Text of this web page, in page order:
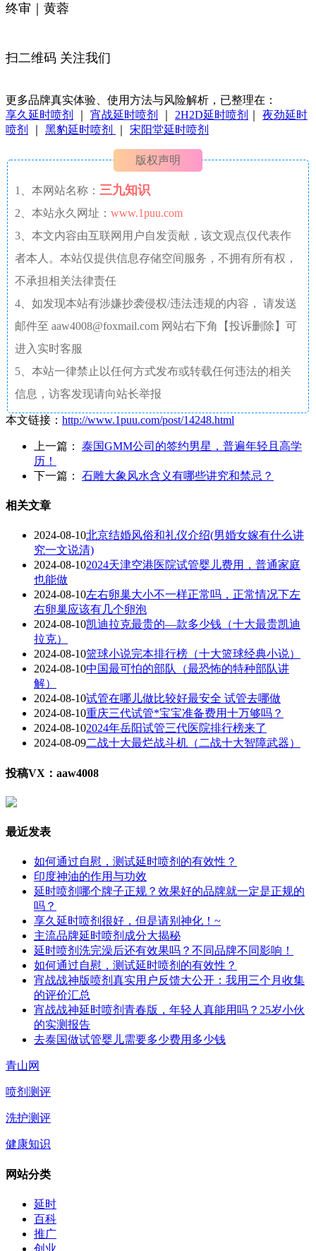
终审｜黄蓉
扫二维码 关注我们
更多品牌真实体验、使用方法与风险解析，已整理在：
享久延时喷剂
宵战延时喷剂 2H2D延时喷剂
夜劲延时
喷剂
黑豹延时喷剂 宋阳堂延时喷剂
版权声明
1、本网站名称： 三九知识
2、本站永久网址： www.1puu.com
3、本文内容由互联网用户自发贡献，该文观点仅代表作
者本人。本站仅提供信息存储空间服务，不拥有所有权，
不承担相关法律责任
4、如发现本站有涉嫌抄袭侵权/违法违规的内容， 请发送
邮件至 aaw4008@foxmail.com 网站右下角【投诉删除】可
进入实时客服
5、本站一律禁止以任何方式发布或转载任何违法的相关
信息，访客发现请向站长举报
本文链接： http://www.1puu.com/post/14248.html
上一篇： 泰国GMM公司的签约男星，普遍年轻且高学
历！
下一篇： 石雕大象风水含义有哪些讲究和禁忌？
相关文章
2024-08-10北京结婚风俗和礼仪介绍(男婚女嫁有什么讲
究一文说清)
2024-08-102024天津空港医院试管婴儿费用，普通家庭
也能做
2024-08-10左右卵巢大小不一样正常吗，正常情况下左
右卵巢应该有几个卵泡
2024-08-10凯迪拉克最贵的—款多少钱（十大最贵凯迪
拉克）
2024-08-10篮球小说完本排行榜（十大篮球经典小说）
2024-08-10中国最可怕的部队（最恐怖的特种部队讲
解）
2024-08-10试管在哪儿做比较好最安全 试管去哪做
2024-08-10重庆三代试管*宝宝准备费用十万够吗？
2024-08-102024年岳阳试管三代医院排行榜来了
2024-08-09二战十大最烂战斗机（二战十大智障武器）
投稿VX：aaw4008
最近发表
如何通过自慰，测试延时喷剂的有效性？
印度神油的作用与功效
延时喷剂哪个牌子正规？效果好的品牌就一定是正规的
吗？
享久延时喷剂很好，但是请别神化！~
主流品牌延时喷剂成分大揭秘
延时喷剂洗完澡后还有效果吗？不同品牌不同影响！
如何通过自慰，测试延时喷剂的有效性？
宵战战神版喷剂真实用户反馈大公开：我用三个月收集
的评价汇总
宵战战神延时喷剂青春版，年轻人真能用吗？25岁小伙
的实测报告
去泰国做试管婴儿需要多少费用多少钱
青山网
喷剂测评
洗护测评
健康知识
网站分类
延时
百科
推广
创业